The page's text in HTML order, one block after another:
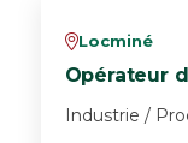
vLocminé
Opérateur
Industrie /